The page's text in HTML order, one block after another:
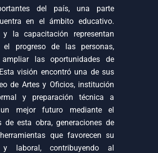
del país, una parte
en el ámbito educativo.
la capacitación representan
el progreso de las personas,
las oportunidades de
visión encontró una de sus
de Artes y Oficios, institución
y preparación técnica a
mejor futuro mediante el
esta obra, generaciones de
que favorecen su
y laboral, contribuyendo al